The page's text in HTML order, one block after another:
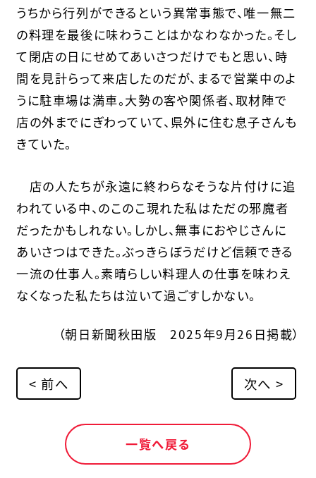
うちから行列ができるという異常事態で、唯一無二
の料理を最後に味わうことはかなわなかった。そし
て閉店の日にせめてあいさつだけでもと思い、時
間を見計らって来店したのだが、まるで営業中のよ
うに駐車場は満車。大勢の客や関係者、取材陣で
店の外までにぎわっていて、県外に住む息子さんも
きていた。
店の人たちが永遠に終わらなそうな片付けに追
われている中、のこのこ現れた私はただの邪魔者
だったかもしれない。しかし、無事におやじさんに
あいさつはできた。ぶっきらぼうだけど信頼できる
一流の仕事人。素晴らしい料理人の仕事を味わえ
なくなった私たちは泣いて過ごすしかない。
（朝日新聞秋田版 2025年9月26日掲載）
< 前へ 次へ >
一覧へ戻る